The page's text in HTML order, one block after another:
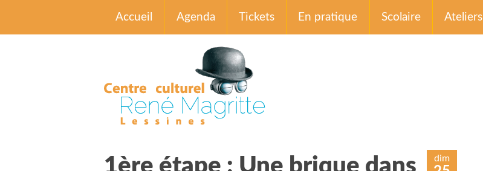
Accueil Agenda Tickets En pratique Scolaire Ateliers
1ère étape : Une brique dans
dim